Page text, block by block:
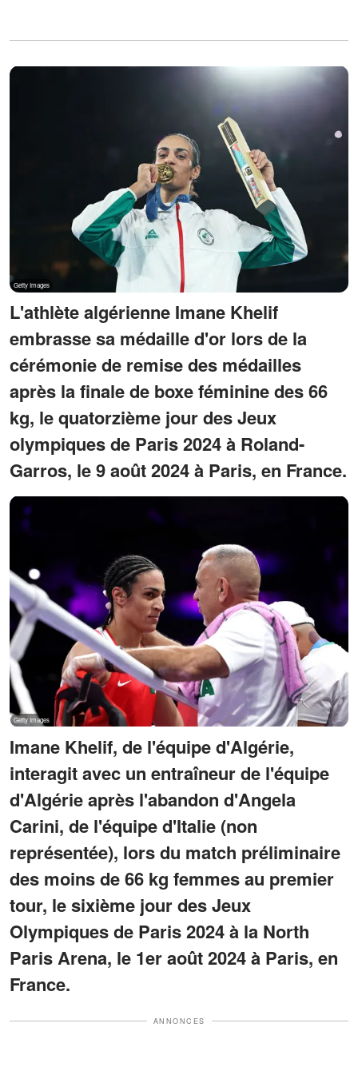
L'athlète algérienne Imane Khelif
embrasse sa médaille d'or lors de la
cérémonie de remise des médailles
après la finale de boxe féminine des 66
kg, le quatorzième jour des Jeux
olympiques de Paris 2024 à Roland-
Garros, le 9 août 2024 à Paris, en France.
Imane Khelif, de l'équipe d'Algérie,
interagit avec un entraîneur de l'équipe
d'Algérie après l'abandon d'Angela
Carini, de l'équipe d'Italie (non
représentée), lors du match préliminaire
des moins de 66 kg femmes au premier
tour, le sixième jour des Jeux
Olympiques de Paris 2024 à la North
Paris Arena, le 1er août 2024 à Paris, en
France.
ANNONCES